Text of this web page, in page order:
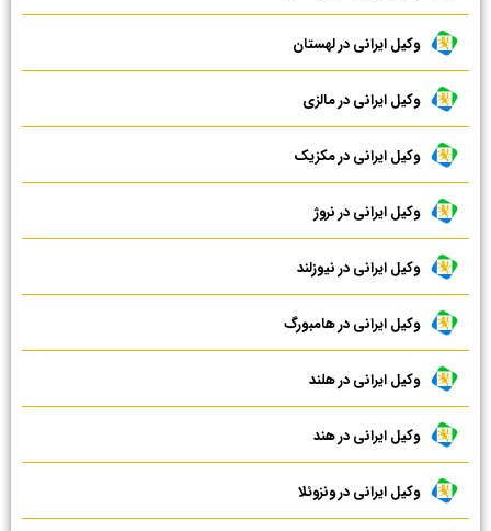
وکیل ایرانی در لهستان
وکیل ایرانی در مالزی
وکیل ایرانی در مکزیک
وکیل ایرانی در نروژ
وکیل ایرانی در نیوزلند
وکیل ایرانی در هامبورگ
وکیل ایرانی در هلند
وکیل ایرانی در هند
وکیل ایرانی در ونزوئلا